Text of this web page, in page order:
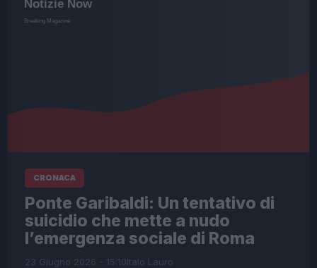
CRONACA
Ponte Garibaldi: Un tentativo di
suicidio che mette a nudo
l’emergenza sociale di Roma
23 Giugno 2026 - 15:10Italo Lauro